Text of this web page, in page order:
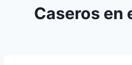
Caseros en